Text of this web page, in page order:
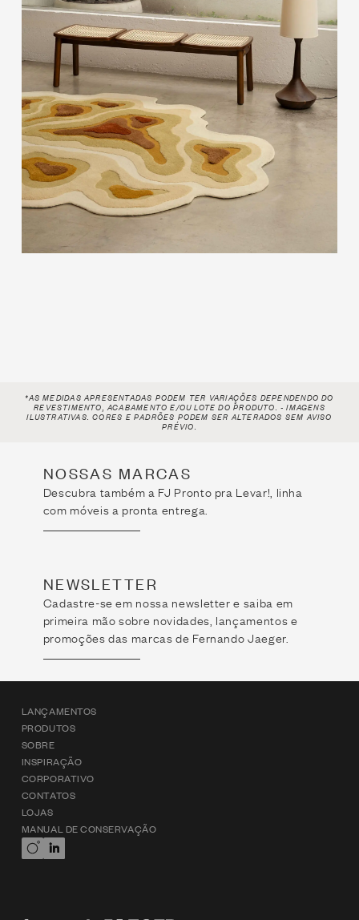
*AS MEDIDAS APRESENTADAS PODEM TER VARIAÇÕES DEPENDENDO DO
REVESTIMENTO, ACABAMENTO E/OU LOTEDO PRODUTO. - IMAGENS
ILUSTRATIVAS. CORES E PADRÕES PODEM SER ALTERADOS SEM AVISO
PRÉVIO.
NOSSAS MARCAS
Descubra também a FJ Pronto pra Levar!, linha
com móveis a pronta entrega.
NEWSLETTER
Cadastre-se em nossa newsletter e saiba em
primeira mão sobre novidades, lançamentos e
promoções das marcas de Fernando Jaeger.
LANÇAMENTOS
PRODUTOS
SOBRE
INSPIRAÇÃO
CORPORATIVO
CONTATOS
LOJAS
MANUAL DE CONSERVAÇÃO